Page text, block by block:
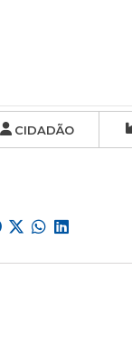
CIDADÃO